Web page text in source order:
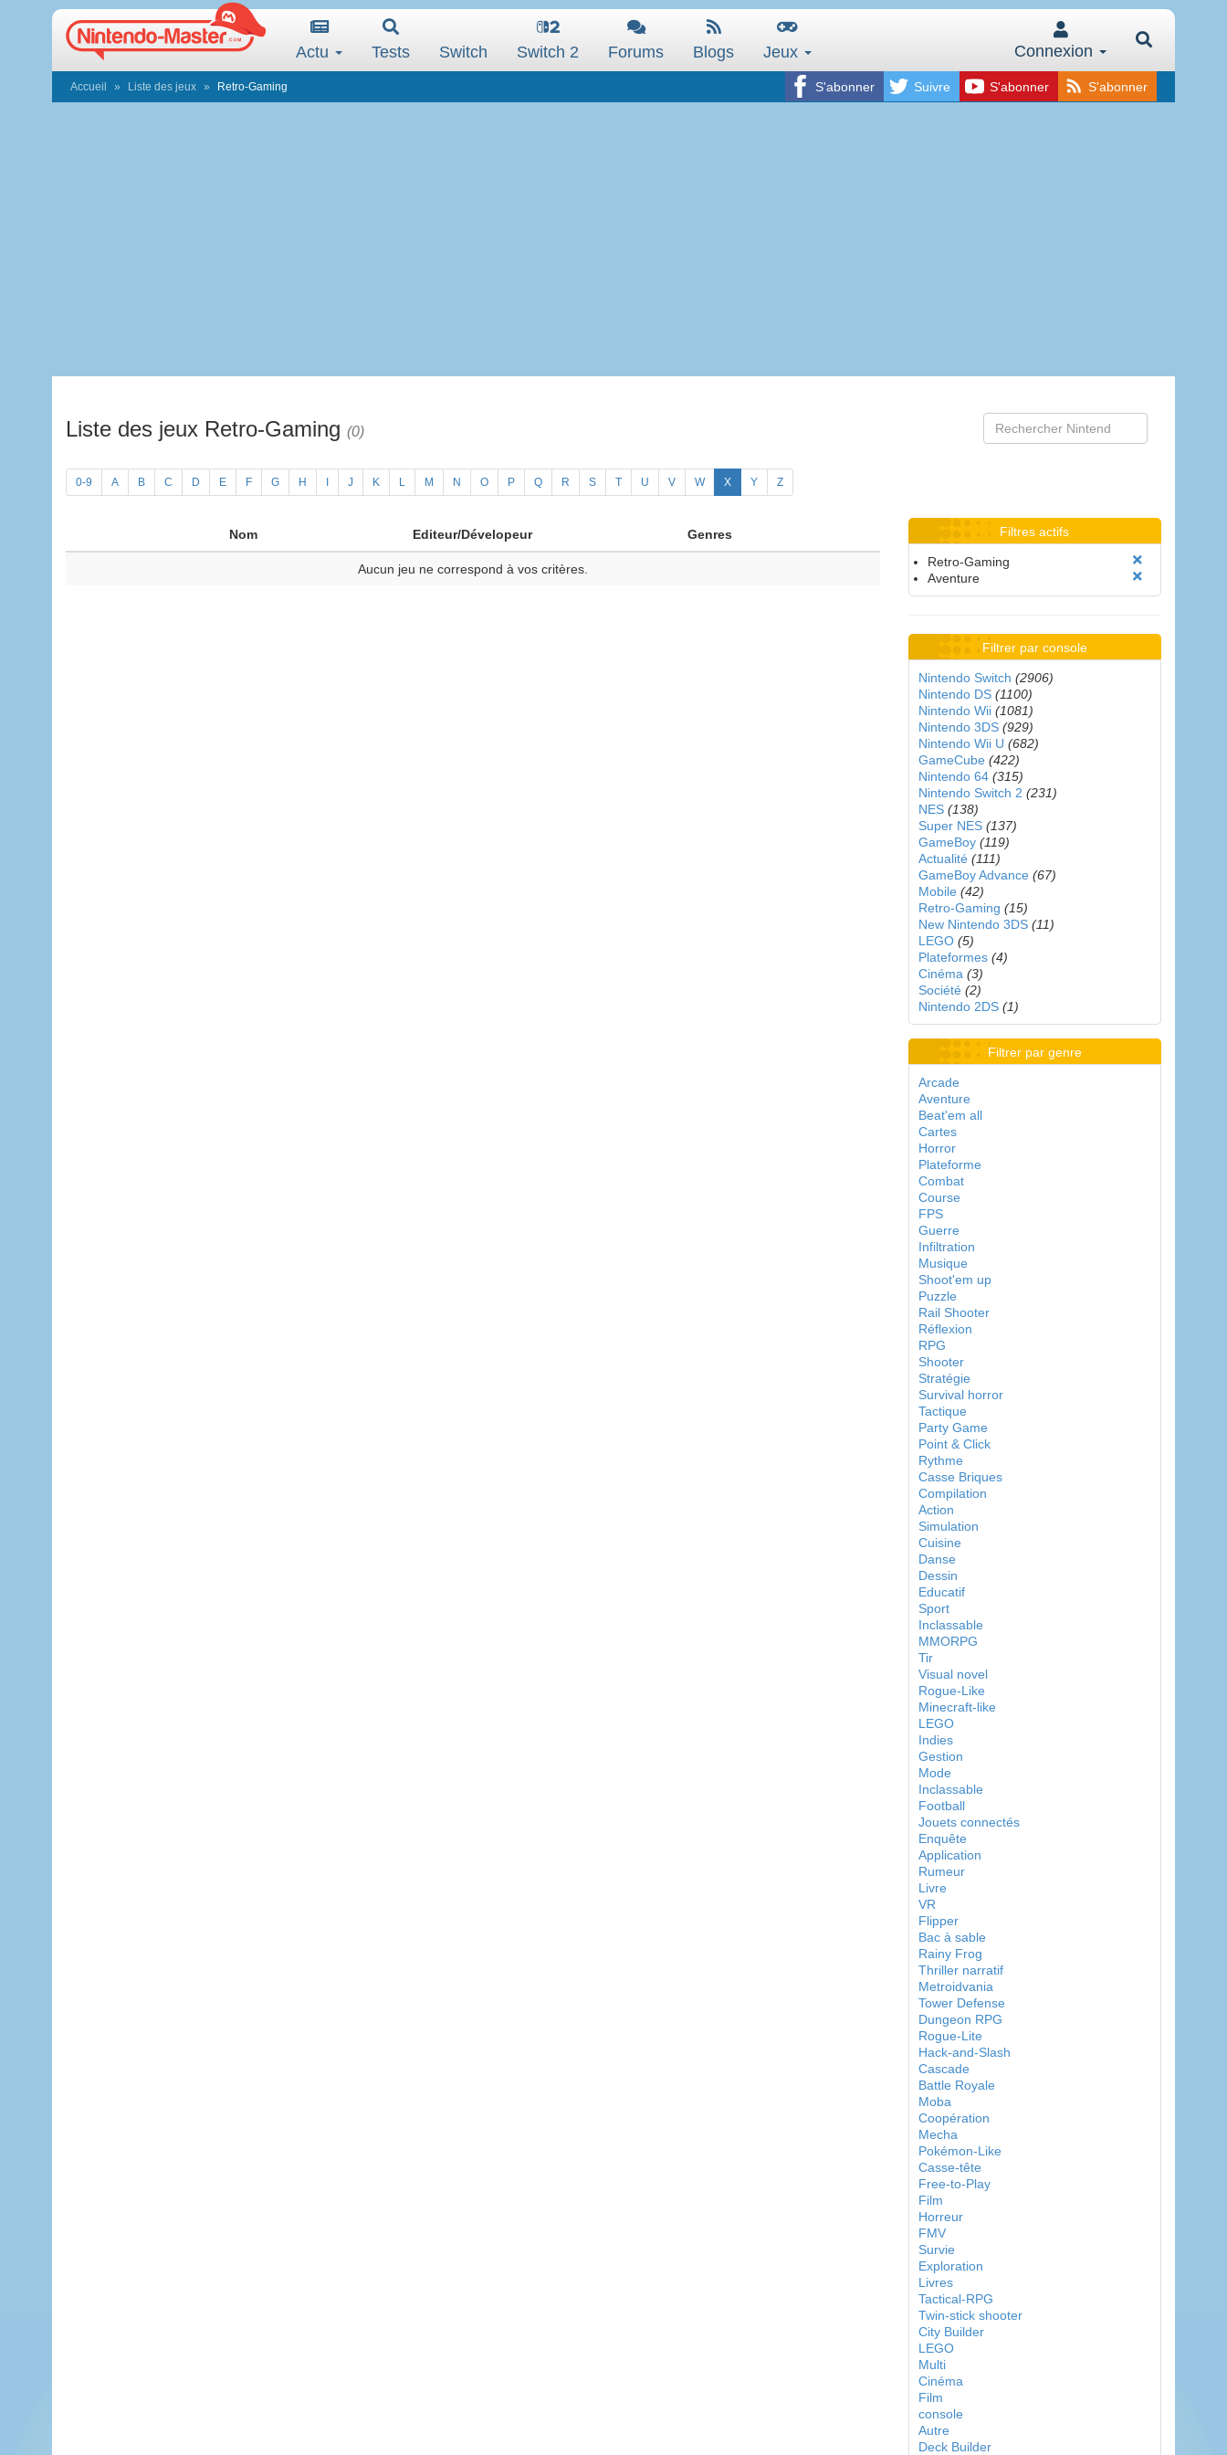
Actu Tests Switch Switch 2 Forums Blogs Jeux Connexion
S'abonner Suivre S'abonner S'abonner
Accueil Liste des jeux Retro-Gaming
Liste des jeux Retro-Gaming (0)
0-9 A B C D E F G H J K L M N O P Q R S T U V W X Y Z
Nom Editeur/Dévelopeur Genres
Aucun jeu ne correspond à vos critères.
Filtres actifs
Retro-Gaming
Aventure
Filtrer par console
Nintendo Switch (2906)
Nintendo DS (1100)
Nintendo Wii (1081)
Nintendo 3DS (929)
Nintendo Wii U (682)
GameCube (422)
Nintendo 64 (315)
Nintendo Switch 2 (231)
NES (138)
Super NES (137)
GameBoy (119)
Actualité (111)
GameBoy Advance (67)
Mobile (42)
Retro-Gaming (15)
New Nintendo 3DS (11)
LEGO (5)
Plateformes (4)
Cinéma (3)
Société (2)
Nintendo 2DS (1)
Filtrer par genre
Arcade
Aventure
Beat'em all
Cartes
Horror
Plateforme
Combat
Course
FPS
Guerre
Infiltration
Musique
Shoot'em up
Puzzle
Rail Shooter
Réflexion
RPG
Shooter
Stratégie
Survival horror
Tactique
Party Game
Point & Click
Rythme
Casse Briques
Compilation
Action
Simulation
Cuisine
Danse
Dessin
Educatif
Sport
Inclassable
MMORPG
Tir
Visual novel
Rogue-Like
Minecraft-like
LEGO
Indies
Gestion
Mode
Inclassable
Football
Jouets connectés
Enquête
Application
Rumeur
Livre
VR
Flipper
Bac à sable
Rainy Frog
Thriller narratif
Metroidvania
Tower Defense
Dungeon RPG
Rogue-Lite
Hack-and-Slash
Cascade
Battle Royale
Moba
Coopération
Mecha
Pokémon-Like
Casse-tête
Free-to-Play
Film
Horreur
FMV
Survie
Exploration
Livres
Tactical-RPG
Twin-stick shooter
City Builder
LEGO
Multi
Cinéma
Film
console
Autre
Deck Builder